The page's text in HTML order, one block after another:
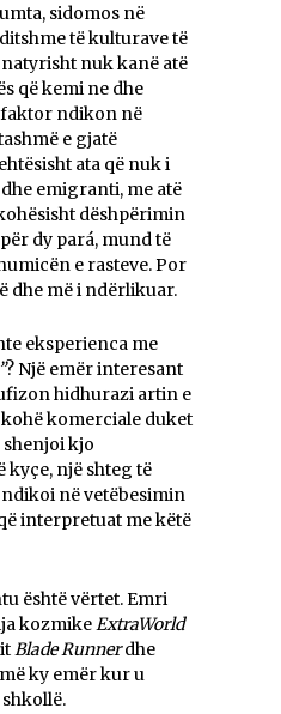
sidomos në
të kulturave të
nuk kanë atë
që kemi ne dhe
faktor ndikon në
e gjatë
ata që nuk i
emigranti, me atë
dëshpërimin
dy pará, mund të
e rasteve. Por
dhe më i ndërlikuar.
eksperienca me
? Një emër interesant
hidhurazi artin e
komerciale duket
shenjoi kjo
kyçe, një shteg të
në vetëbesimin
interpretuat me këtë
është vërtet. Emri
kozmikeExtraWorld
Blade Runnerdhe
ky emër kur u